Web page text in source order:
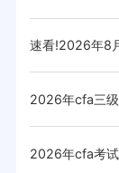
速看!2026年8
2026年cfa三级
2026年cfa考试